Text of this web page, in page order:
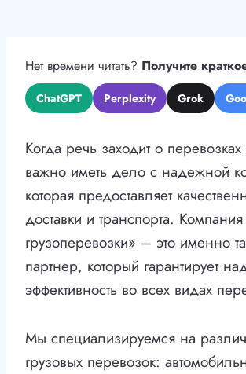
Нет времени читать? Получите
ChatGPT Perplexity Grok
Когда речь заходит о перевозках
важно иметь дело с надежной
которая предоставляет
доставки и транспорта.
грузоперевозки» – это именно
партнер, который гарантирует
эффективность во всех видах
Мы специализируемся на
грузовых перевозок: